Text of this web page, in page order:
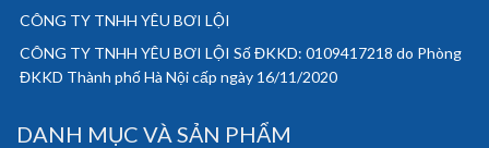
CÔNG TY TNHH YÊU BƠI LỘI
CÔNG TY TNHH YÊU BƠI LỘI Số ĐKKD: 0109417218 do Phòng
ĐKKD Thành phố Hà Nội cấp ngày 16/11/2020
DANH MỤC VÀ SẢN PHẨM